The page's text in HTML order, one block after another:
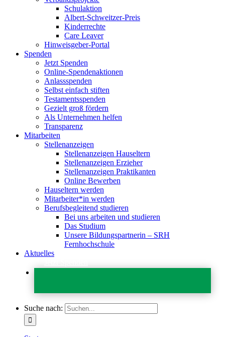
Schulaktion
Albert-Schweitzer-Preis
Kinderrechte
Care Leaver
Hinweisgeber-Portal
Spenden
Jetzt Spenden
Online-Spendenaktionen
Anlassspenden
Selbst einfach stiften
Testamentsspenden
Gezielt groß fördern
Als Unternehmen helfen
Transparenz
Mitarbeiten
Stellenanzeigen
Stellenanzeigen Hauseltern
Stellenanzeigen Erzieher
Stellenanzeigen Praktikanten
Online Bewerben
Hauseltern werden
Mitarbeiter*in werden
Berufsbegleitend studieren
Bei uns arbeiten und studieren
Das Studium
Unsere Bildungspartnerin – SRH
Fernhochschule
Aktuelles
Suche nach: